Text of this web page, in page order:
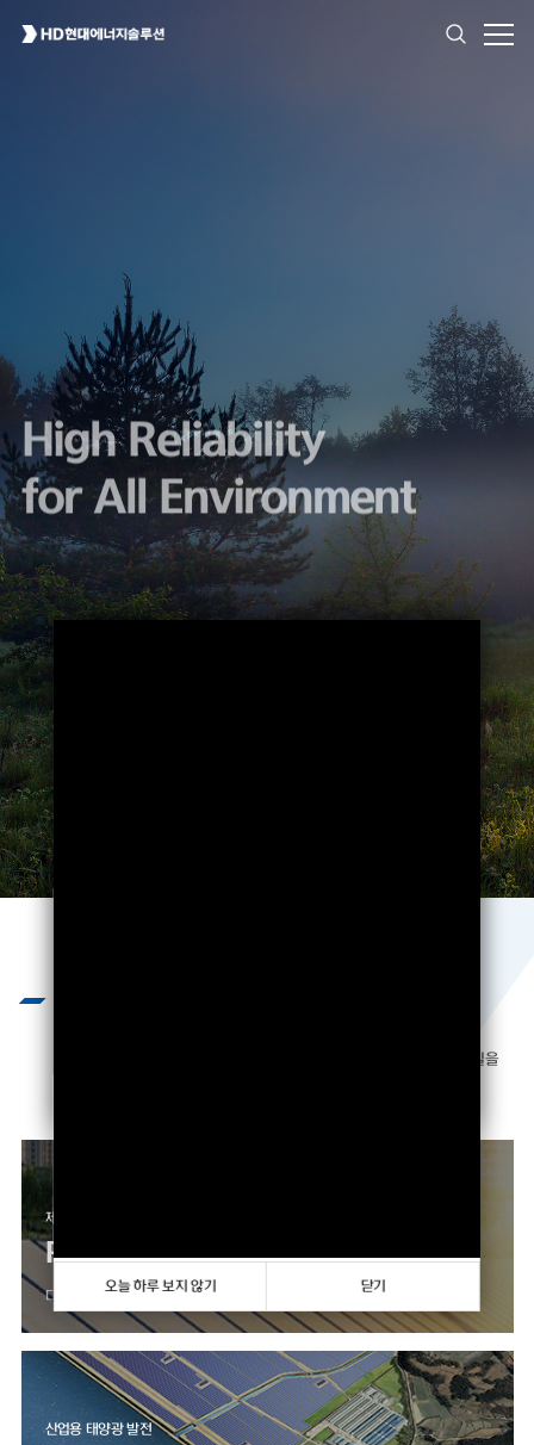
High Reliability
for All Environment
제품 테스트를 통하여 제품의 질을
제품 판매 사업
PRODUCTS
다양한 모듈, 인버터 제품을 만나보세요.
산업용 태양광 발전
오늘 하루 보지 않기 닫기